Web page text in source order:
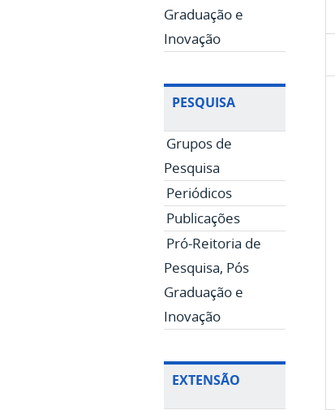
Graduação e
Inovação
PESQUISA
Grupos de
Pesquisa
Periódicos
Publicações
Pró-Reitoria de
Pesquisa, Pós
Graduação e
Inovação
EXTENSÃO